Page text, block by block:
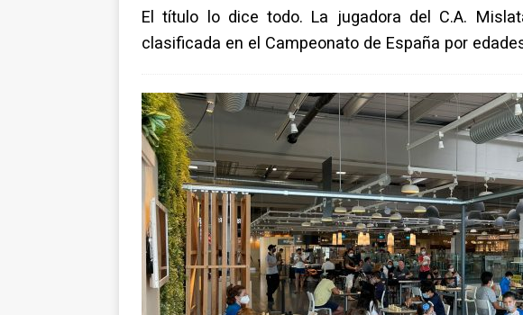
El título lo dice todo. La jugadora del C.A.
clasificada en el Campeonato de España por